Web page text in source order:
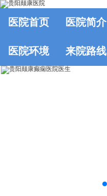
医院首页 医院简介
医院环境 来院路线